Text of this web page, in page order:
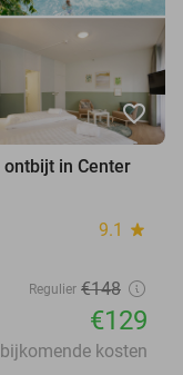
favorite_border
in Center
9.1 star
Regulier €148
€129
kosten